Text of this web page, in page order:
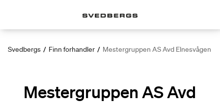
Svedbergs / Finn forhandler / Mestergruppen AS Avd Elnesvågen
Mestergruppen AS Avd